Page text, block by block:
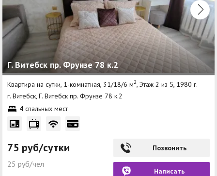
Г. Витебск пр. Фрунзе 78 к.2
Квартира на сутки, 1-комнатная, 31/18/6 м2, Этаж 2 из 5, 1980 г.
г. Витебск, Г. Витебск пр. Фрунзе 78 к.2
4 спальных мест
75 руб/сутки
25 руб/чел
Позвонить
Написать